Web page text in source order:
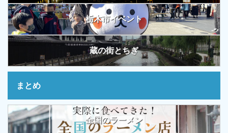
栃木市イベント
蔵の街とちぎ
まとめ
全国のラーメン